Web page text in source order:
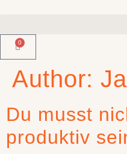
0
Author:
Du musst
produktiv